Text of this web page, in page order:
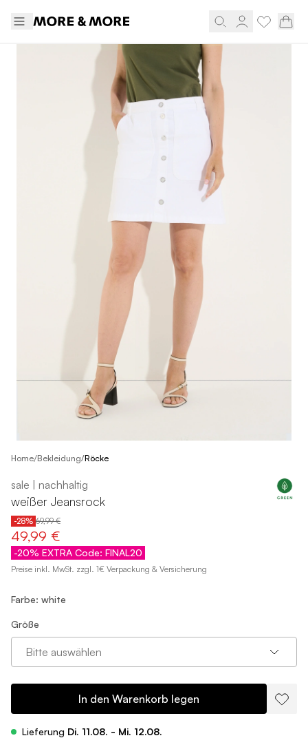
Home/Bekleidung/Röcke
sale | nachhaltig
weißer Jeansrock
-28% 69,99 €
49,99 €
-20% EXTRA Code: FINAL20
Preise inkl. MwSt. zzgl. 1€ Verpackung & Versicherung
Farbe: white
Größe
Bitte auswählen
In den Warenkorb legen
Lieferung Di. 11.08. - Mi. 12.08.